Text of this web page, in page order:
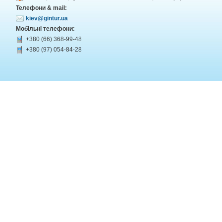
Телефони & mail:
kiev@gintur.ua
Мобільні телефони:
+380 (66) 368-99-48
+380 (97) 054-84-28